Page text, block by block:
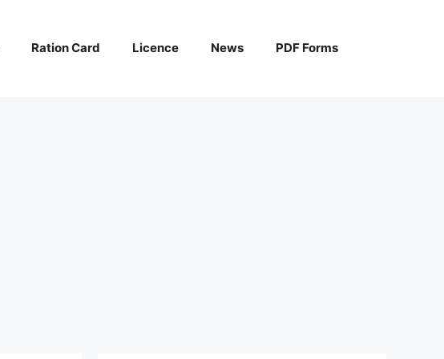
Ration Card Licence News PDF Forms